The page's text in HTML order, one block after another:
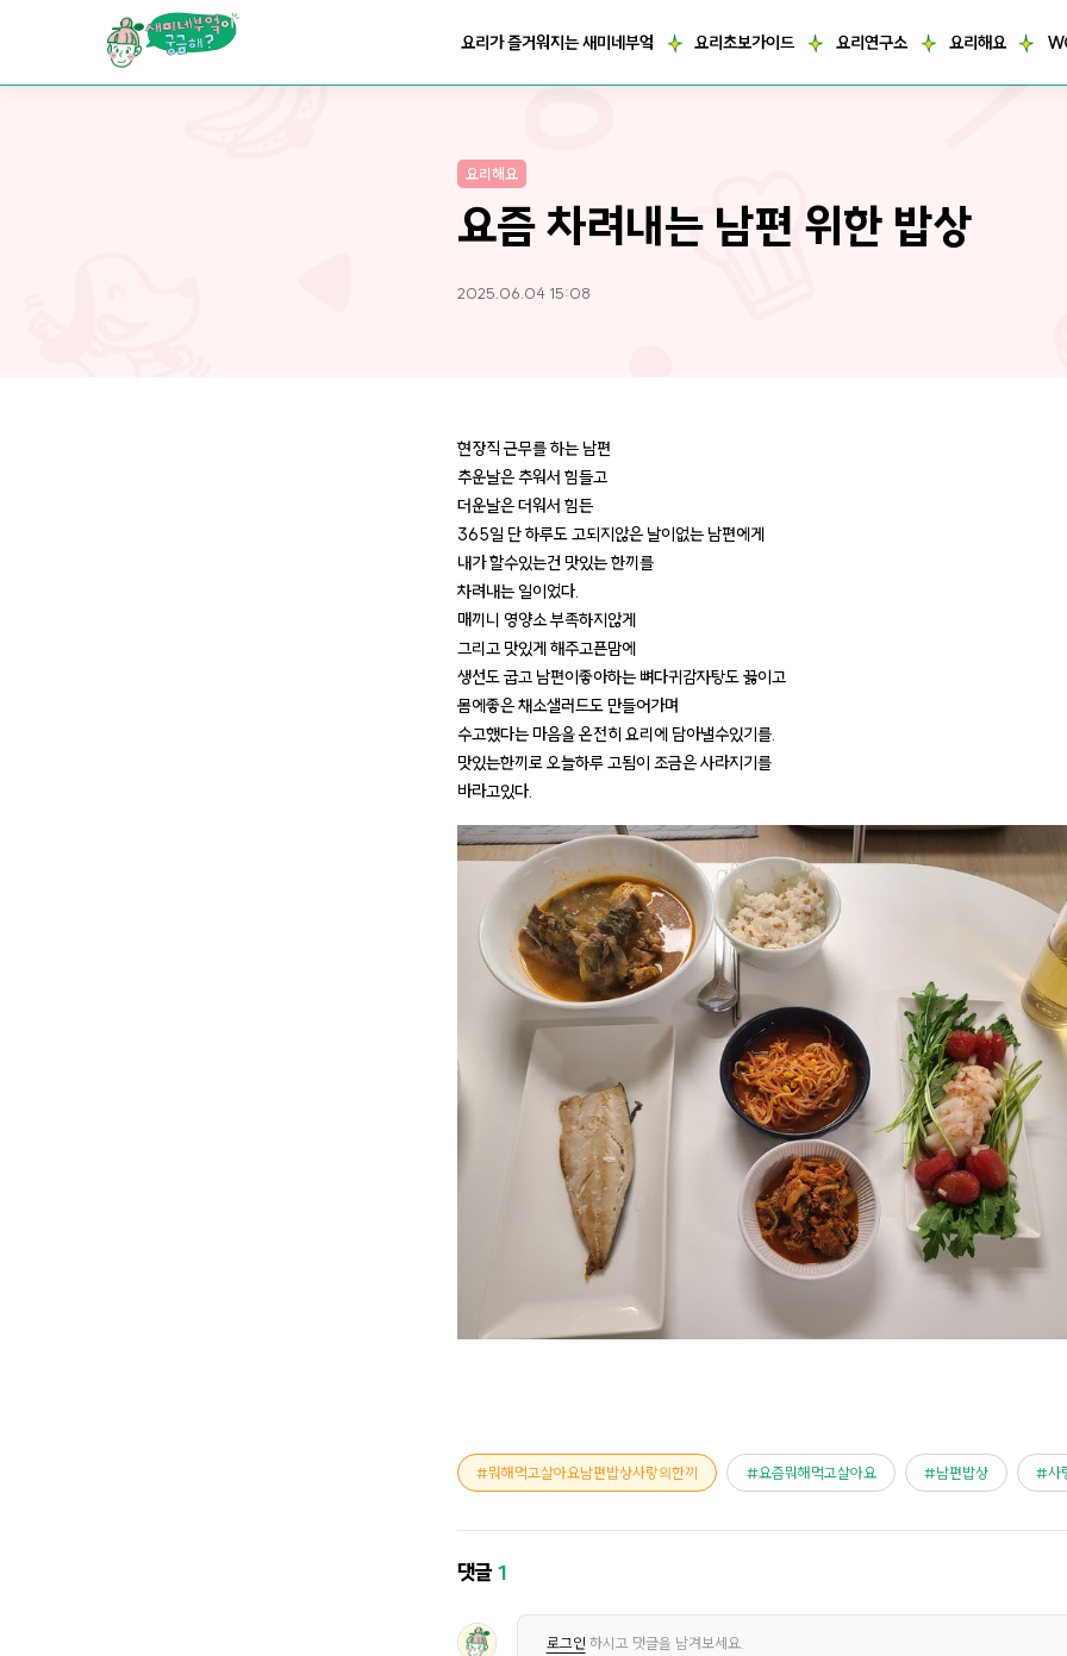
요리가 즐거워지는 새미네부엌 요리초보가이드 요리연구소 요리해요
요리해요
요즘 차려내는 남편 위한 밥상
2025.06.04 15:08
현장직 근무를 하는 남편
추운날은 추워서 힘들고
더운날은 더워서 힘든
365일 단 하루도 고되지않은 날이없는 남편에게
내가 할수있는건 맛있는 한끼를
차려내는 일이었다.
매끼니 영양소 부족하지않게
그리고 맛있게 해주고픈맘에
생선도 굽고 남편이좋아하는 뼈다귀감자탕도 끓이고
몸에좋은 채소샐러드도 만들어가며
수고했다는 마음을 온전히 요리에 담아낼수있기를.
맛있는한끼로 오늘하루 고됨이 조금은 사라지기를
바라고있다.
뭐해먹고살아요남편밥상사랑의한끼 요즘뭐해먹고살아요 남편밥상 사
댓글1
로그인 하시고 댓글을 남겨보세요.